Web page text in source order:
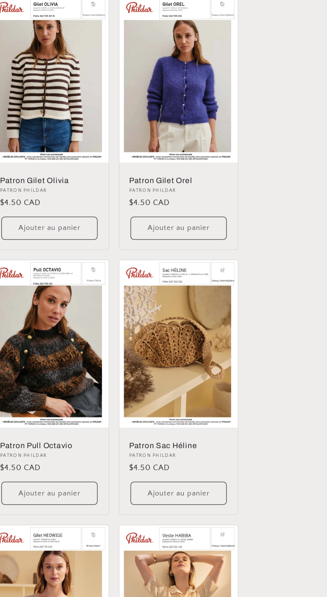
Patron Gilet Olivia
Distributeur :
PATRON PHILDAR
Prix
habituel
$4.50 CAD
Ajouter au panier
Patron Gilet Orel
Distributeur :
PATRON PHILDAR
Prix
habituel
$4.50 CAD
Ajouter au panier
Patron Pull Octavio
Distributeur :
PATRON PHILDAR
Prix
habituel
$4.50 CAD
Ajouter au panier
Patron Sac Héline
Distributeur :
PATRON PHILDAR
Prix
habituel
$4.50 CAD
Ajouter au panier